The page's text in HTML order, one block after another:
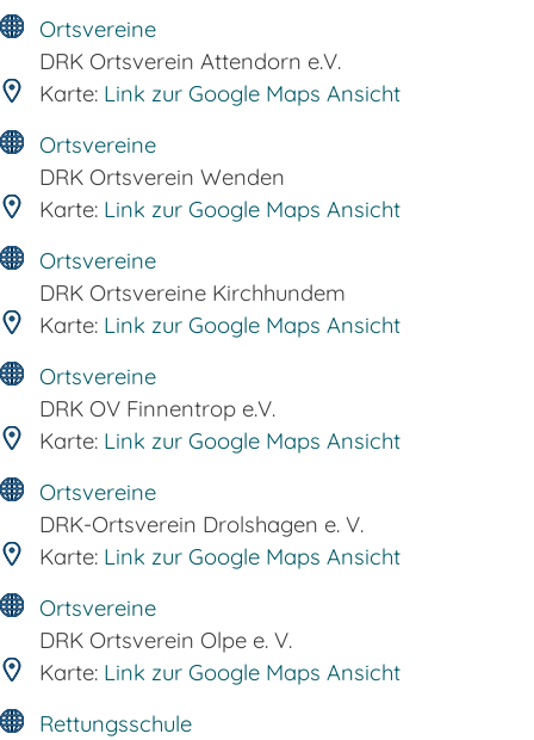
Ortsvereine
DRK Ortsverein Attendorn e.V.
Karte: Link zur Google Maps Ansicht
Ortsvereine
DRK Ortsverein Wenden
Karte: Link zur Google Maps Ansicht
Ortsvereine
DRK Ortsvereine Kirchhundem
Karte: Link zur Google Maps Ansicht
Ortsvereine
DRK OV Finnentrop e.V.
Karte: Link zur Google Maps Ansicht
Ortsvereine
DRK-Ortsverein Drolshagen e. V.
Karte: Link zur Google Maps Ansicht
Ortsvereine
DRK Ortsverein Olpe e. V.
Karte: Link zur Google Maps Ansicht
Rettungsschule